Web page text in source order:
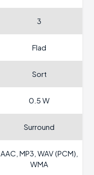
3
Flad
Sort
0.5 W
Surround
AAC, MP3, WAV (PCM),
WMA